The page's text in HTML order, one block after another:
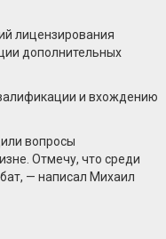
лицензирования
дополнительных
и вхождению
вопросы
Отмечу, что среди
— написал Михаил